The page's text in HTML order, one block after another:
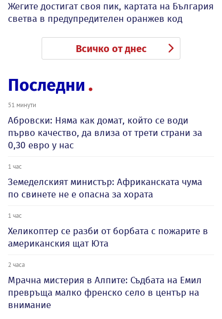
Жегите достигат своя пик, картата на България
светва в предупредителен оранжев код
Всичко от днес
Последни
51 минути
Абровски: Няма как домат, който се води
първо качество, да влиза от трети страни за
0,30 евро у нас
1 час
Земеделският министър: Африканската чума
по свинете не е опасна за хората
1 час
Хеликоптер се разби от борбата с пожарите в
американския щат Юта
2 часа
Мрачна мистерия в Алпите: Съдбата на Емил
превръща малко френско село в център на
внимание